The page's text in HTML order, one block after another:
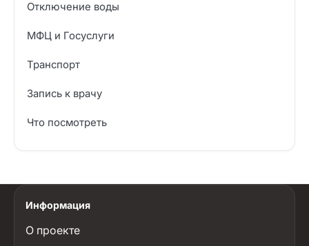
Отключение воды
МФЦ и Госуслуги
Транспорт
Запись к врачу
Что посмотреть
Информация
О проекте